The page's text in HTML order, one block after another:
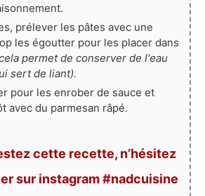
prélever les pâtes avec une
les égoutter pour les placer dans
permet de conserver de l'eau
sert de liant).
pour les enrober de sauce et
avec du parmesan râpé.
cette recette, n’hésitez
sur instagram #nadcuisine